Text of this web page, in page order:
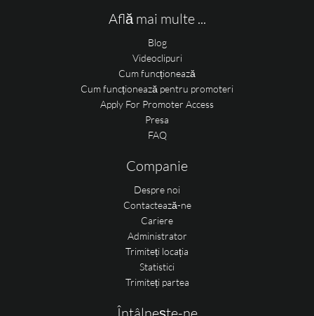
Află mai multe ...
Blog
Videoclipuri
Cum funcționează
Cum funcționează pentru promoteri
Apply For Promoter Access
Presa
FAQ
Companie
Despre noi
Contactează-ne
Cariere
Administrator
Trimiteți locația
Statistici
Trimiteți partea